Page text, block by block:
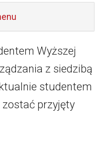
Wyższej
z siedzibą
studentem
zostać przyjęty